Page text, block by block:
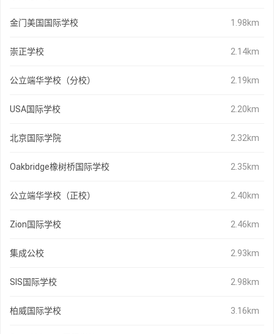
金门美国国际学校 1.98km
崇正学校 2.14km
公立端华学校（分校） 2.19km
USA国际学校 2.20km
北京国际学院 2.32km
Oakbridge橡树桥国际学校 2.35km
公立端华学校（正校） 2.40km
Zion国际学校 2.46km
集成公校 2.93km
SIS国际学校 2.98km
柏威国际学校 3.16km